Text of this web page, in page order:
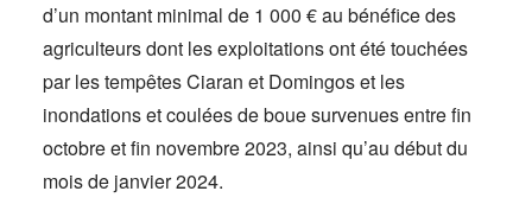
d’un montant minimal de 1 000 € au bénéfice des
agriculteurs dont les exploitations ont été touchées
par les tempêtes Ciaran et Domingos et les
inondations et coulées de boue survenues entre fin
octobre et fin novembre 2023, ainsi qu’au début du
mois de janvier 2024.